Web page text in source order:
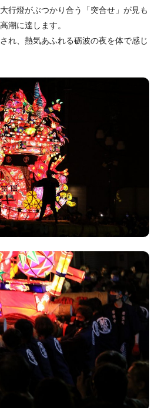
行燈がぶつかり合う「突合せ」が見も
潮に達します。
れ、熱気あふれる砺波の夜を体で感じ